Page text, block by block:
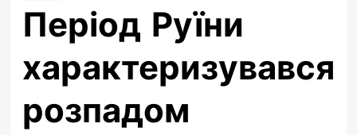
Період Руїни
характеризувався
розпадом